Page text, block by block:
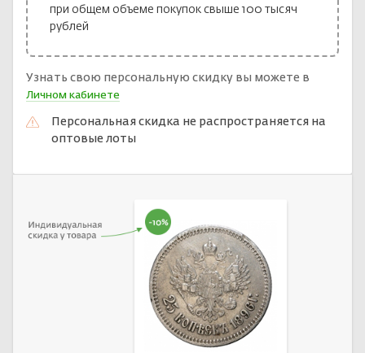
при общем объеме покупок свыше 100 тысяч
рублей
Узнать свою персональную скидку вы можете в
Личном кабинете
Персональная скидка не распространяется на
оптовые лоты